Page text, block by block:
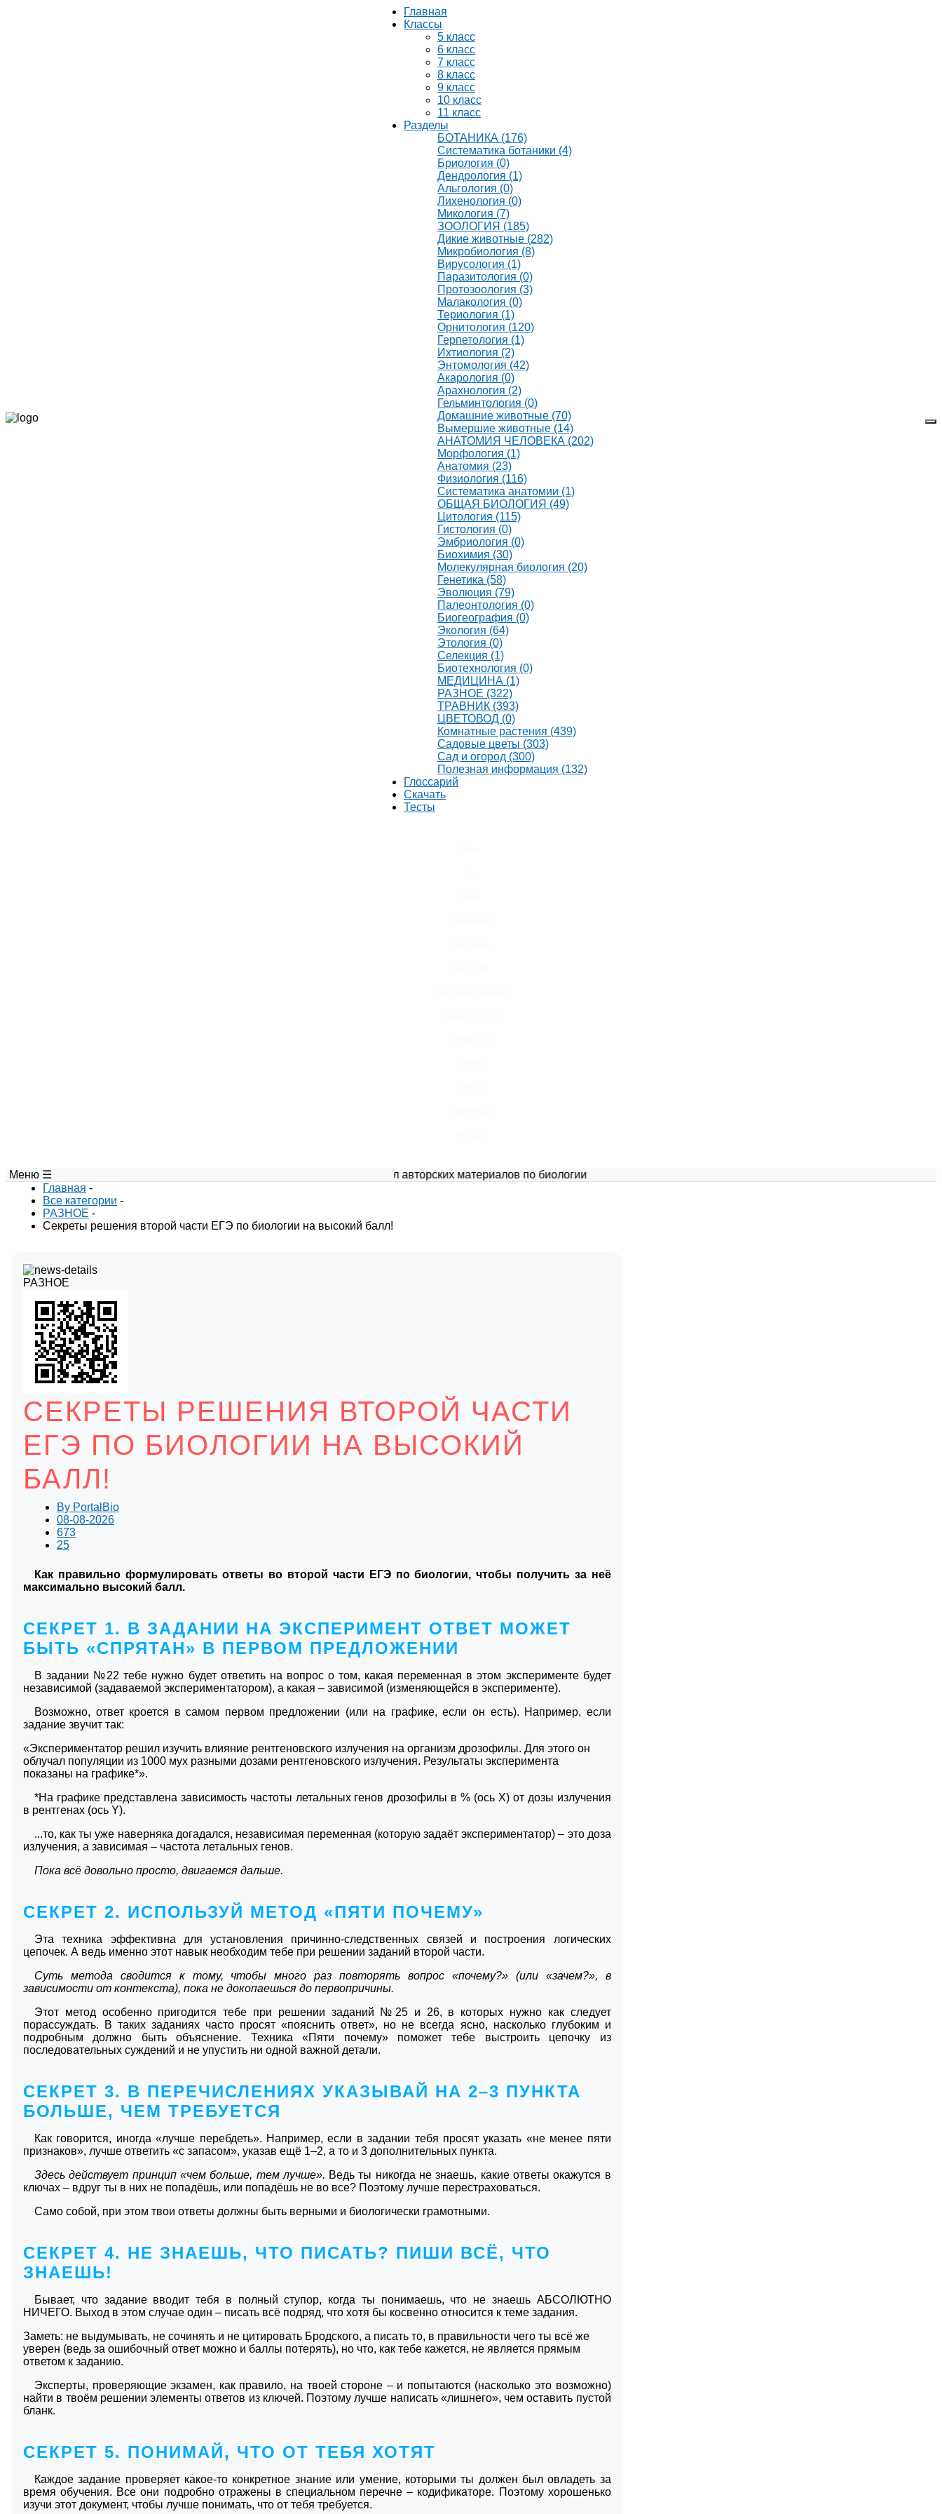
Главная
Классы
5 класс
6 класс
7 класс
8 класс
9 класс
10 класс
11 класс
Разделы
БОТАНИКА (176)
Систематика ботаники (4)
Бриология (0)
Дендрология (1)
Альгология (0)
Лихенология (0)
Микология (7)
ЗООЛОГИЯ (185)
Дикие животные (282)
Микробиология (8)
Вирусология (1)
Паразитология (0)
Протозоология (3)
Малакология (0)
Териология (1)
Орнитология (120)
Герпетология (1)
Ихтиология (2)
Энтомология (42)
Акарология (0)
Арахнология (2)
Гельминтология (0)
Домашние животные (70)
Вымершие животные (14)
АНАТОМИЯ ЧЕЛОВЕКА (202)
Морфология (1)
Анатомия (23)
Физиология (116)
Систематика анатомии (1)
ОБЩАЯ БИОЛОГИЯ (49)
Цитология (115)
Гистология (0)
Эмбриология (0)
Биохимия (30)
Молекулярная биология (20)
Генетика (58)
Эволюция (79)
Палеонтология (0)
Биогеография (0)
Экология (64)
Этология (0)
Селекция (1)
Биотехнология (0)
МЕДИЦИНА (1)
РАЗНОЕ (322)
ТРАВНИК (393)
ЦВЕТОВОД (0)
Комнатные растения (439)
Садовые цветы (303)
Сад и огород (300)
Полезная информация (132)
Глоссарий
Скачать
Тесты
Меню ☰
Портал авторских материалов по биологии
Главная -
Все категории -
РАЗНОЕ -
Секреты решения второй части ЕГЭ по биологии на высокий балл!
РАЗНОЕ
СЕКРЕТЫ РЕШЕНИЯ ВТОРОЙ ЧАСТИ
ЕГЭ ПО БИОЛОГИИ НА ВЫСОКИЙ
БАЛЛ!
By PortalBio
08-08-2026
673
25
Как правильно формулировать ответы во второй части ЕГЭ по биологии, чтобы получить за неё
максимально высокий балл.
СЕКРЕТ 1. В ЗАДАНИИ НА ЭКСПЕРИМЕНТ ОТВЕТ МОЖЕТ
БЫТЬ «СПРЯТАН» В ПЕРВОМ ПРЕДЛОЖЕНИИ
В задании №22 тебе нужно будет ответить на вопрос о том, какая переменная в этом эксперименте будет
независимой (задаваемой экспериментатором), а какая – зависимой (изменяющейся в эксперименте).
Возможно, ответ кроется в самом первом предложении (или на графике, если он есть). Например, если
задание звучит так:
«Экспериментатор решил изучить влияние рентгеновского излучения на организм дрозофилы. Для этого он
облучал популяции из 1000 мух разными дозами рентгеновского излучения. Результаты эксперимента
показаны на графике*».
*На графике представлена зависимость частоты летальных генов дрозофилы в % (ось Х) от дозы излучения
в рентгенах (ось Y).
...то, как ты уже наверняка догадался, независимая переменная (которую задаёт экспериментатор) – это доза
излучения, а зависимая – частота летальных генов.
Пока всё довольно просто, двигаемся дальше.
СЕКРЕТ 2. ИСПОЛЬЗУЙ МЕТОД «ПЯТИ ПОЧЕМУ»
Эта техника эффективна для установления причинно-следственных связей и построения логических
цепочек. А ведь именно этот навык необходим тебе при решении заданий второй части.
Суть метода сводится к тому, чтобы много раз повторять вопрос «почему?» (или «зачем?», в
зависимости от контекста), пока не докопаешься до первопричины.
Этот метод особенно пригодится тебе при решении заданий №25 и 26, в которых нужно как следует
порассуждать. В таких заданиях часто просят «пояснить ответ», но не всегда ясно, насколько глубоким и
подробным должно быть объяснение. Техника «Пяти почему» поможет тебе выстроить цепочку из
последовательных суждений и не упустить ни одной важной детали.
СЕКРЕТ 3. В ПЕРЕЧИСЛЕНИЯХ УКАЗЫВАЙ НА 2–3 ПУНКТА
БОЛЬШЕ, ЧЕМ ТРЕБУЕТСЯ
Как говорится, иногда «лучше перебдеть». Например, если в задании тебя просят указать «не менее пяти
признаков», лучше ответить «с запасом», указав ещё 1–2, а то и 3 дополнительных пункта.
Здесь действует принцип «чем больше, тем лучше». Ведь ты никогда не знаешь, какие ответы окажутся в
ключах – вдруг ты в них не попадёшь, или попадёшь не во все? Поэтому лучше перестраховаться.
Само собой, при этом твои ответы должны быть верными и биологически грамотными.
СЕКРЕТ 4. НЕ ЗНАЕШЬ, ЧТО ПИСАТЬ? ПИШИ ВСЁ, ЧТО
ЗНАЕШЬ!
Бывает, что задание вводит тебя в полный ступор, когда ты понимаешь, что не знаешь АБСОЛЮТНО
НИЧЕГО. Выход в этом случае один – писать всё подряд, что хотя бы косвенно относится к теме задания.
Заметь: не выдумывать, не сочинять и не цитировать Бродского, а писать то, в правильности чего ты всё же
уверен (ведь за ошибочный ответ можно и баллы потерять), но что, как тебе кажется, не является прямым
ответом к заданию.
Эксперты, проверяющие экзамен, как правило, на твоей стороне – и попытаются (насколько это возможно)
найти в твоём решении элементы ответов из ключей. Поэтому лучше написать «лишнего», чем оставить пустой
бланк.
СЕКРЕТ 5. ПОНИМАЙ, ЧТО ОТ ТЕБЯ ХОТЯТ
Каждое задание проверяет какое-то конкретное знание или умение, которыми ты должен был овладеть за
время обучения. Все они подробно отражены в специальном перечне – кодификаторе. Поэтому хорошенько
изучи этот документ, чтобы лучше понимать, что от тебя требуется.